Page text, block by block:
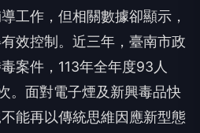
工作，但相關數據卻顯示，
效控制。近三年，臺南市政
案件，113年全年度93人
。面對電子煙及新興毒品快
能再以傳統思維因應新型態